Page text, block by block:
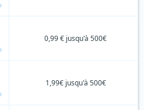
0,99 € jusqu'à 500€
1,99€ jusqu'à 500€